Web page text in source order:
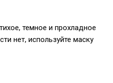
темное и прохладное
нет, используйте маску